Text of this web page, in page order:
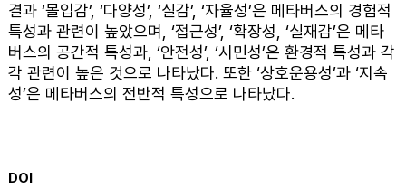
결과 ‘몰입감’, ‘다양성’, ‘실감’, ‘자율성’은 메타버스의 경험적
특성과 관련이 높았으며, ‘접근성’, ‘확장성, ‘실재감’은 메타
버스의 공간적 특성과, ‘안전성’, ‘시민성’은 환경적 특성과 각
각 관련이 높은 것으로 나타났다. 또한 ‘상호운용성’과 ‘지속
성’은 메타버스의 전반적 특성으로 나타났다.
DOI